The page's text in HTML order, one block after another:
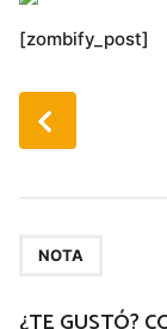
[zombify_post]
P
o
NOTA